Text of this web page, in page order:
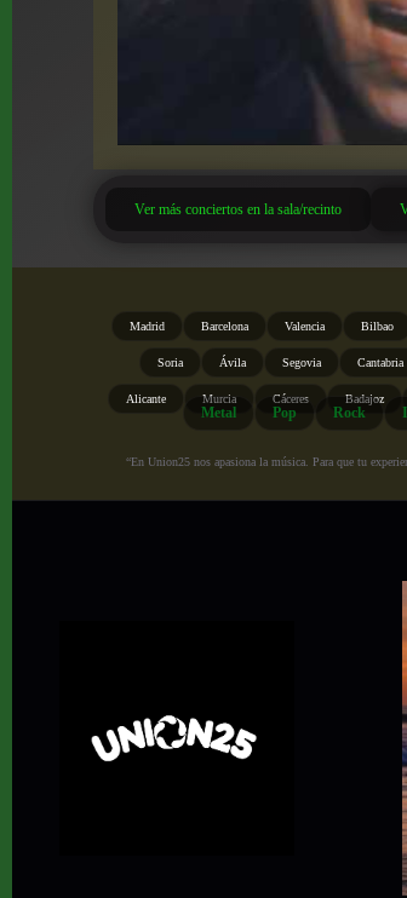
Ver más conciertos en la sala/recinto
Madrid Barcelona Valencia Bilbao
Soria Ávila Segovia Cantabria
Alicante Murcia Cáceres Badajoz
Metal Pop Rock
“En Union25 nos apasiona la música. Para que tu